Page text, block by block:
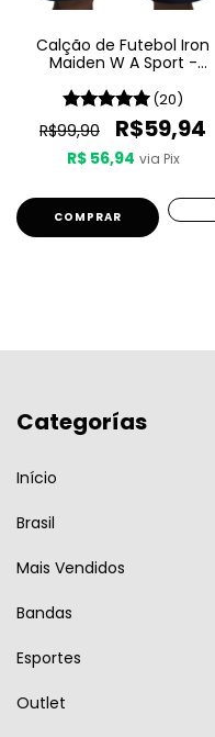
Calção de Futebol Iron
Maiden W A Sport -
Son
(20)
R$99,90 R$59,94
R$ 56,94 via Pix
COMPRAR
Categorías
Início
Brasil
Mais Vendidos
Bandas
Esportes
Outlet